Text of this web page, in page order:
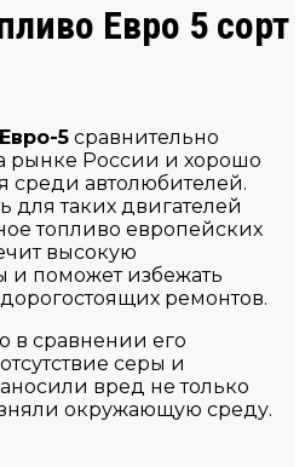
Евро 5 сорт
5 сравнительно
рынке России и хорошо
среди автолюбителей.
таких двигателей
топливо европейских
высокую
и поможет избежать
ремонтов.
в сравнении его
серы и
вред не только
окружающую среду.